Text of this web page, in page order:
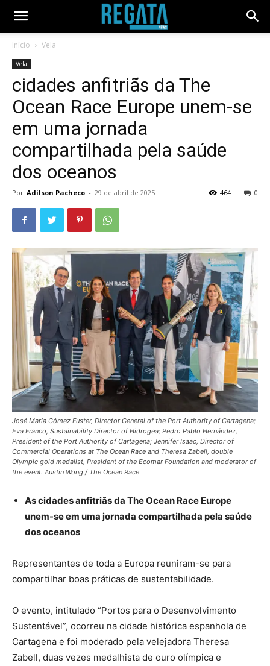
Início Vela
Vela
cidades anfitriãs da The
Ocean Race Europe unem-se
em uma jornada
compartilhada pela saúde
dos oceanos
Por Adilson Pacheco - 29 de abril de 2025 0
464
José María Gómez Fuster, Director General of the Port Authority of Cartagena;
Eva Franco, Sustainability Director of Hidrogea; Pedro Pablo Hernández,
President of the Port Authority of Cartagena; Jennifer Isaac, Director of
Commercial Operations at The Ocean Race and Theresa Zabell, double
Olympic gold medalist, President of the Ecomar Foundation and moderator of
the event. Austin Wong / The Ocean Race
As cidades anfitriãs da The Ocean Race Europe
unem-se em uma jornada compartilhada pela saúde
dos oceanos
Representantes de toda a Europa reuniram-se para
compartilhar boas práticas de sustentabilidade.
O evento, intitulado “Portos para o Desenvolvimento
Sustentável”, ocorreu na cidade histórica espanhola de
Cartagena e foi moderado pela velejadora Theresa
Zabell, duas vezes medalhista de ouro olímpica e